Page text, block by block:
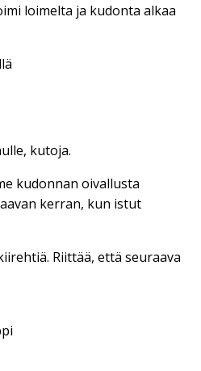
loimelta ja kudonta alkaa
kutoja.
kudonnan oivallusta
kerran, kun istut
Riittää, että seuraava